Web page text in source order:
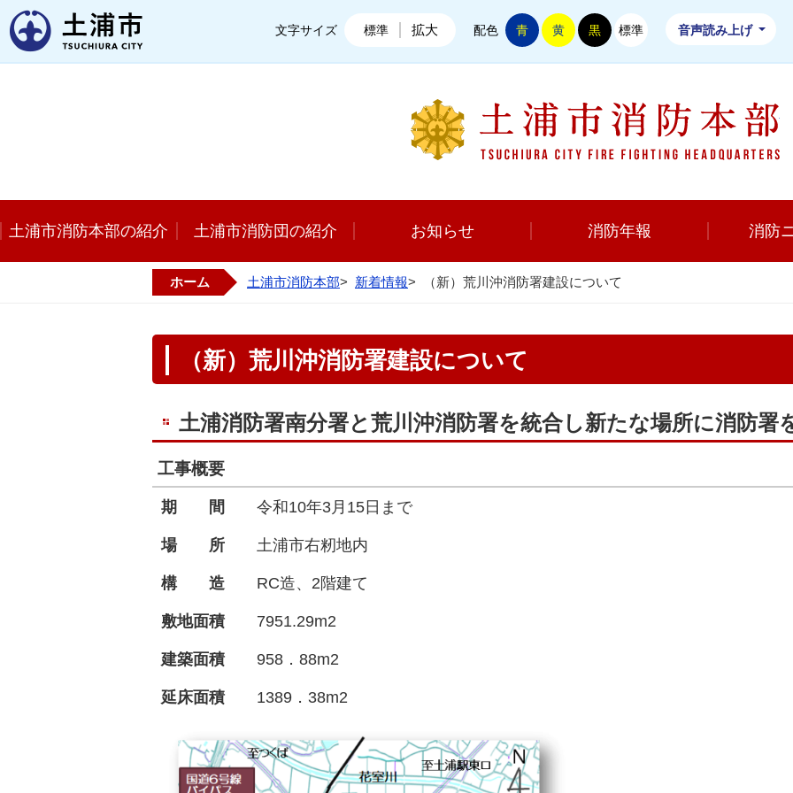
文字サイズ 標準 拡大 配色 青 黄 黒 標準 音声読み上げ
土浦市消防本部の紹介 土浦市消防団の紹介 お知らせ 消防年報 消防
ホーム 土浦市消防本部> 新着情報> （新）荒川沖消防署建設について
（新）荒川沖消防署建設について
土浦消防署南分署と荒川沖消防署を統合し新たな場所に消防署
工事概要
期 間 令和10年3月15日まで
場 所 土浦市右籾地内
構 造 RC造、2階建て
敷地面積7951.29m2
建築面積 958．88m2
延床面積1389．38m2